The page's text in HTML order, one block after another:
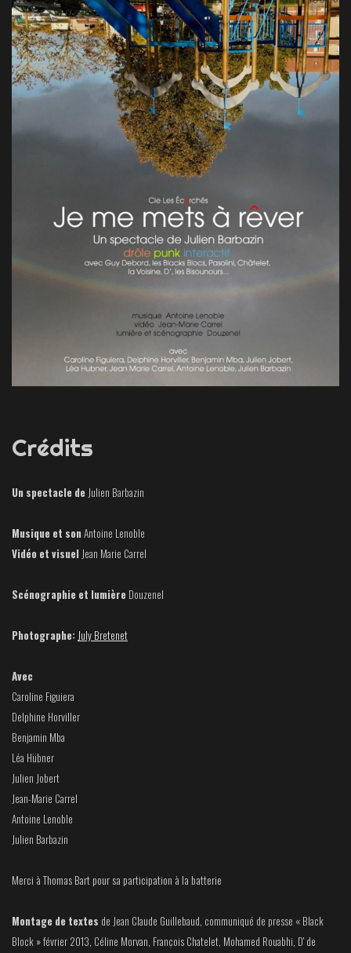
Crédits
Un spectacle de Julien Barbazin
Musique et sonAntoine Lenoble
Vidéo et visuel Jean Marie Carrel
Scénographie et lumière Douzenel
Photographe: July Bretenet
Avec
Caroline Figuiera
Delphine Horviller
Benjamin Mba
Léa Hübner
Julien Jobert
Jean-Marie Carrel
Antoine Lenoble
Julien Barbazin
Merci à Thomas Bart pour sa participation à la batterie
Montage de textes de Jean Claude Guillebaud, communiqué de presse « Black
Block » février 2013, Céline Morvan, François Chatelet, Mohamed Rouabhi, D' de